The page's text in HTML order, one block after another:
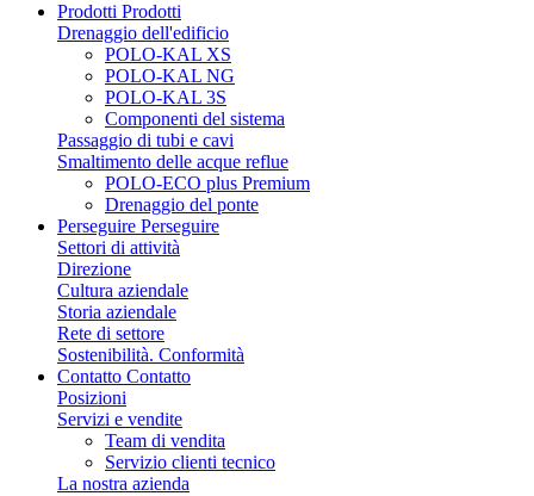
Prodotti Prodotti
Drenaggio dell'edificio
POLO-KAL XS
POLO-KAL NG
POLO-KAL 3S
Componenti del sistema
Passaggio di tubi e cavi
Smaltimento delle acque reflue
POLO-ECO plus Premium
Drenaggio del ponte
Perseguire Perseguire
Settori di attività
Direzione
Cultura aziendale
Storia aziendale
Rete di settore
Sostenibilità. Conformità
Contatto Contatto
Posizioni
Servizi e vendite
Team di vendita
Servizio clienti tecnico
La nostra azienda